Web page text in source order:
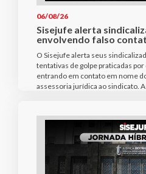
06/08/26
Sisejufe alerta
envolvendo falso
O Sisejufe alerta seus
tentativas de golpe praticadas
entrando em contato em nome
assessoria jurídica ao sindicato.